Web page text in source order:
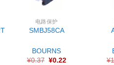
电路保护
SMBJ58CA
BOURNS
¥0.37 ¥0.22
¥